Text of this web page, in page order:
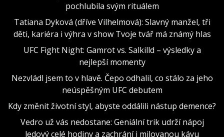
pochlubila svým rituálem
Tatiana Dyková (dříve Vilhelmová): Slavný manžel, tři
děti, kariéra i výhra v show Tvoje tvář má známý hlas
UFC Fight Night: Gamrot vs. Salkilld – výsledky a
nejlepší momenty
Nezvládl jsem to v hlavě. Čepo odhalil, co stálo za jeho
neúspěšným UFC debutem
Kdy změnit životní styl, abyste oddálili nástup demence?
Vedro už vás nedostane: Geniální trik udrží nápoj
ledový celé hodiny a zachrání i milovanou kávu